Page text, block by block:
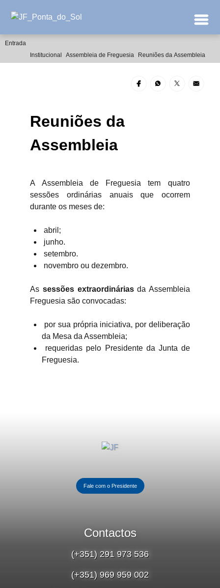
Entrada
Institucional
Assembleia de Freguesia Reuniões da Assembleia
Reuniões da
Assembleia
A Assembleia de Freguesia tem quatro
sessões ordinárias anuais que ocorrem
durante os meses de:
abril;
junho.
setembro.
novembro ou dezembro.
As sessões extraordináriasda Assembleia
Freguesia são convocadas:
por sua própria iniciativa, por deliberação
da Mesa da Assembleia;
requeridas pelo Presidente da Junta de
Freguesia.
Fale com o Presidente
Contactos
(+351) 291 973 536
(+351) 969 959 002